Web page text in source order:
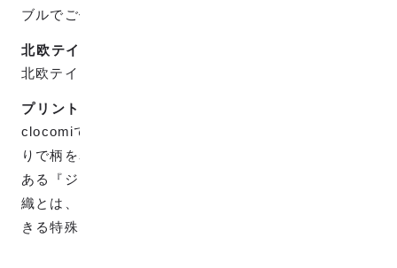
ブルでご使用頂けます。
北欧テイスト
北欧テイストなかわいくやさしい柄です。
プリントではなく織りです。
clocomiで販売している生地は全てプリントではなく織
りで柄を表現していますが、プリントとは違った味の
ある『ジャカード織』で織られています。 ジャカード
織とは、タテの糸とヨコの糸だけで複雑な柄も表現で
きる特殊な織り方で、高級な織物です。